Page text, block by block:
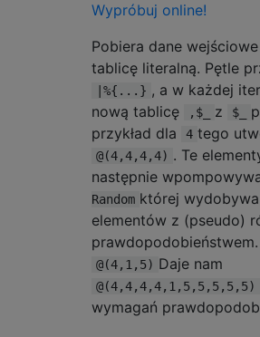
Wypróbuj online!
Pobiera dane wejściowe
tablicę literalną. Pętle
|%{...} , a w każdej
nową tablicę
,$_ z $_
przykład dla
4 tego
@(4,4,4,4) . Te
następnie
Random której
elementów z (pseudo)
@(4,1,5) Daje nam
@(4,4,4,4,1,5,5,5,5,5)
wymagań